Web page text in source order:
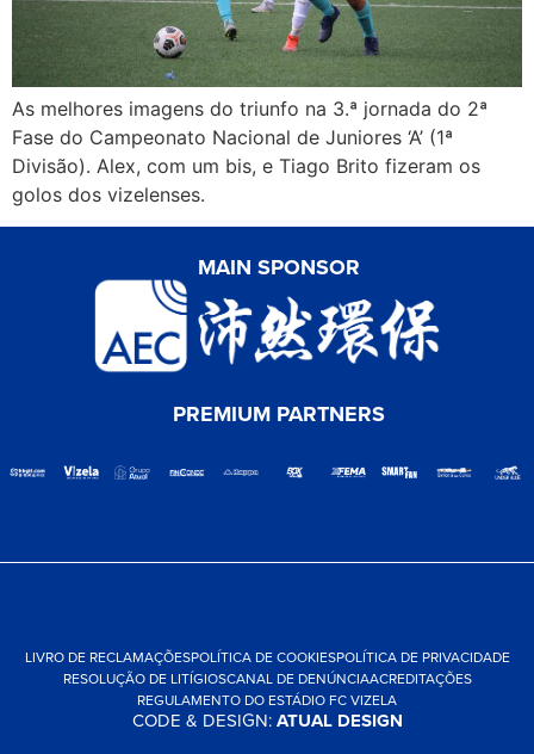
As melhores imagens do triunfo na 3.ª jornada do 2ª
Fase do Campeonato Nacional de Juniores ‘A’ (1ª
Divisão). Alex, com um bis, e Tiago Brito fizeram os
golos dos vizelenses.
MAIN SPONSOR
PREMIUM PARTNERS
LIVRO DE RECLAMAÇÕESPOLÍTICA DE COOKIESPOLÍTICA DE PRIVACIDADE
RESOLUÇÃO DE LITÍGIOSCANAL DE DENÚNCIAACREDITAÇÕES
REGULAMENTO DO ESTÁDIO FC VIZELA
CODE & DESIGN:ATUAL DESIGN